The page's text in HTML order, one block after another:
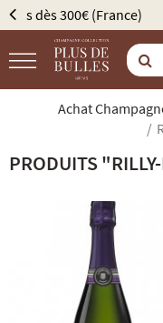
Élu Meilleur
Achat
PRODUITS